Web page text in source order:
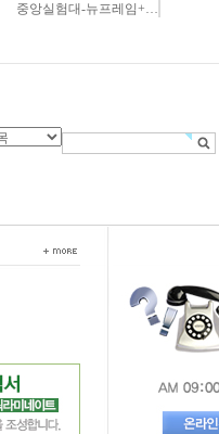
중앙실험대-뉴프레임+…